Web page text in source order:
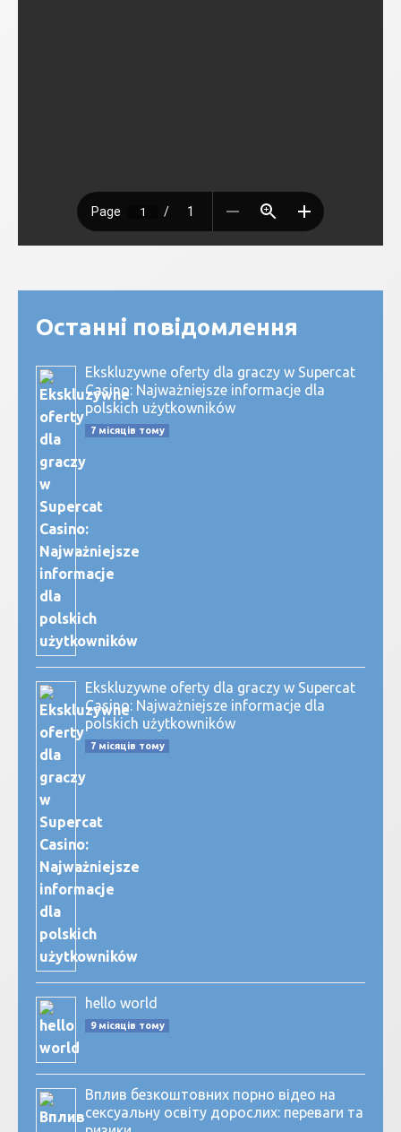
Останні повідомлення
Ekskluzywne oferty dla graczy w Supercat
Casino: Najważniejsze informacje dla
polskich użytkowników
7 місяців тому
Ekskluzywne oferty dla graczy w Supercat
Casino: Najważniejsze informacje dla
polskich użytkowników
7 місяців тому
hello world
9 місяців тому
Вплив безкоштовних порно відео на
сексуальну освіту дорослих: переваги та